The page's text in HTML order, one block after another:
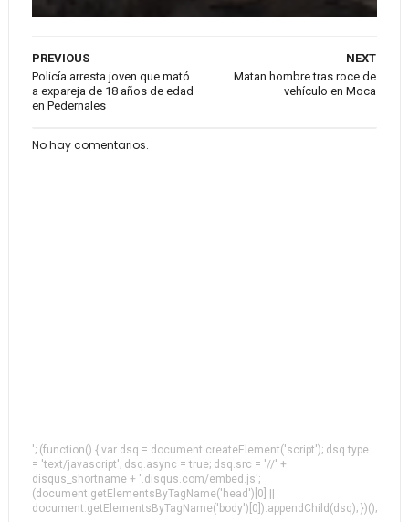
NEXT
Matan hombre tras roce de
vehículo en Moca
PREVIOUS
Policía arresta joven que mató
a expareja de 18 años de edad
en Pedernales
No hay comentarios.
'; (function() { var dsq = document.createElement('script'); dsq.type
= 'text/javascript'; dsq.async = true; dsq.src = '//' +
disqus_shortname + '.disqus.com/embed.js';
(document.getElementsByTagName('head')[0] ||
document.getElementsByTagName('body')[0]).appendChild(dsq); })();